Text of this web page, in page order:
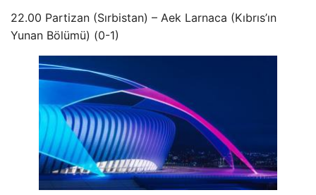
22.00 Partizan (Sırbistan) – Aek Larnaca (Kıbrıs’ın
Yunan Bölümü) (0-1)